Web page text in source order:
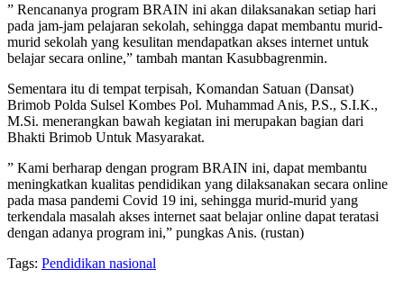
” Rencananya program BRAIN ini akan dilaksanakan setiap hari
pada jam-jam pelajaran sekolah, sehingga dapat membantu murid-
murid sekolah yang kesulitan mendapatkan akses internet untuk
belajar secara online,” tambah mantan Kasubbagrenmin.
Sementara itu di tempat terpisah, Komandan Satuan (Dansat)
Brimob Polda Sulsel Kombes Pol. Muhammad Anis, P.S., S.I.K.,
M.Si. menerangkan bawah kegiatan ini merupakan bagian dari
Bhakti Brimob Untuk Masyarakat.
” Kami berharap dengan program BRAIN ini, dapat membantu
meningkatkan kualitas pendidikan yang dilaksanakan secara online
pada masa pandemi Covid 19 ini, sehingga murid-murid yang
terkendala masalah akses internet saat belajar online dapat teratasi
dengan adanya program ini,” pungkas Anis. (rustan)
Tags: Pendidikan nasional